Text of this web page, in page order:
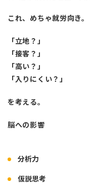
これ、めちゃ就労向き。
「立地？」
「接客？」
「高い？」
「入りにくい？」
を考える。
脳への影響
分析力
仮説思考